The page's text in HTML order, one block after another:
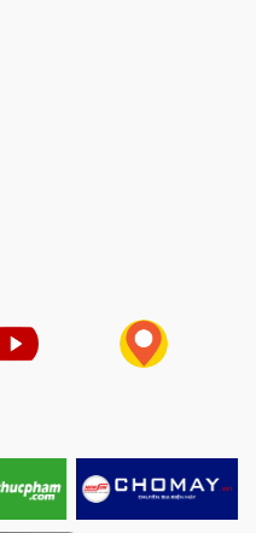
hấp sản lượng
dày dặn, sâu lòng 7cm